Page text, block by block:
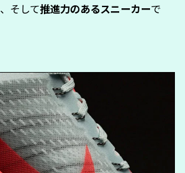
、そして推進力のあるスニーカーで